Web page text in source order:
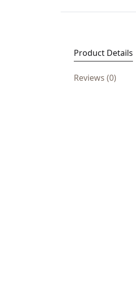
Product Details
Reviews (0)